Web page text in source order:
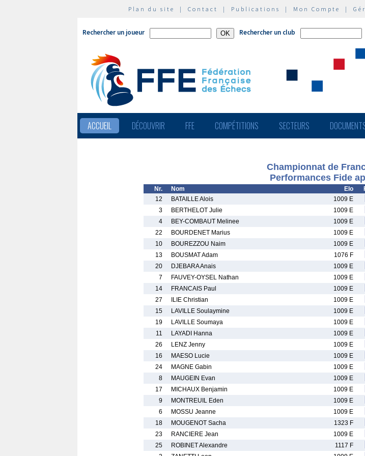
Plan du site | Contact | Publications | Mon Compte |
Rechercher un joueur Rechercher un club
ACCUEIL DÉCOUVRIR FFE COMPÉTITIONS SECTEURS
Championnat de
Performances Fide
Nr. Nom Elo
12
BATAILLE Alois 1009 E
3
BERTHELOT Julie 1009 E
4
BEY-COMBAUT Melinee 1009 E
22
BOURDENET Marius 1009 E
10
BOUREZZOU Naim 1009 E
13
BOUSMAT Adam 1076 F
20
DJEBARA Anais 1009 E
7
FAUVEY-OYSEL Nathan 1009 E
14
FRANCAIS Paul 1009 E
27
ILIE Christian 1009 E
15
LAVILLE Soulaymine 1009 E
19
LAVILLE Soumaya 1009 E
11
LAYADI Hanna 1009 E
26
LENZ Jenny 1009 E
16
MAESO Lucie 1009 E
24
MAGNE Gabin 1009 E
8
MAUGEIN Evan 1009 E
17
MICHAUX Benjamin 1009 E
9
MONTREUIL Eden 1009 E
6
MOSSU Jeanne 1009 E
18
MOUGENOT Sacha 1323 F
23
RANCIERE Jean 1009 E
25
ROBINET Alexandre 1117 F